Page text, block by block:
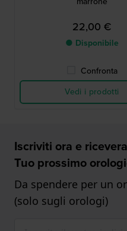
22,00 €
● Disponibile
Confronta
Vedi i prodotti
Iscriviti ora e
Tuo prossimo
Da spendere per un
(solo sugli orologi)